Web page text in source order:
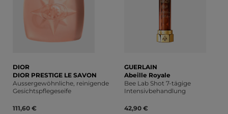
DIOR
DIOR PRESTIGE LE SAVON
Aussergewöhnliche, reinigende
Gesichtspflegeseife
111,60 €
GUERLAIN
Abeille Royale
Bee Lab Shot 7-tägige
Intensivbehandlung
42,90 €